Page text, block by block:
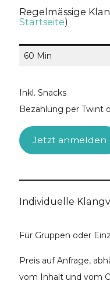
Regelmässige
Startseite)
60 Min
Inkl. Snacks
Bezahlung per Twint
Jetzt anmelden
Individuelle
Für Gruppen oder
Preis auf Anfrage,
vom Inhalt und vom